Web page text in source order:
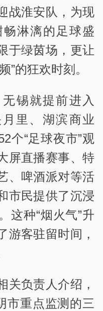
战淮安队，为现
淋漓的足球盛
于绿茵场，更让
”的狂欢时刻。
锡就提前进入
里、湖滨商业
个“足球夜市”观
屏直播赛事、特
、啤酒派对等活
市民提供了沉浸
这种“烟火气”升
游客驻留时间，
关负责人介绍，
市重点监测的三